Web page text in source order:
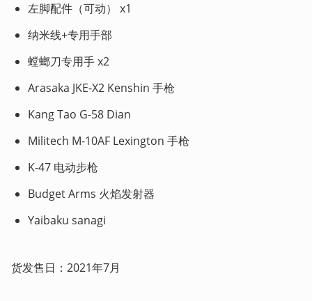
左脚配件（可动） x1
纳米线+专用手部
螳螂刀专用手 x2
Arasaka JKE-X2 Kenshin 手枪
Kang Tao G-58 Dian
Militech M-10AF Lexington 手枪
K-47 电动步枪
Budget Arms 火焰发射器
Yaibaku sanagi
货发售日：2021年7月